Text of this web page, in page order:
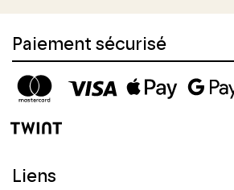
Paiement sécurisé
Liens